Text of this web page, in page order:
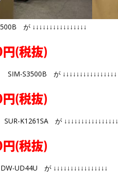
が ↓↓↓↓↓↓↓↓↓↓↓↓↓↓↓↓
(税抜)
S3500B が ↓↓↓↓↓↓↓↓↓↓↓↓↓↓↓↓
(税抜)
K1261SA が ↓↓↓↓↓↓↓↓↓↓↓↓↓↓↓↓
(税抜)
UD44U が ↓↓↓↓↓↓↓↓↓↓↓↓↓↓↓↓